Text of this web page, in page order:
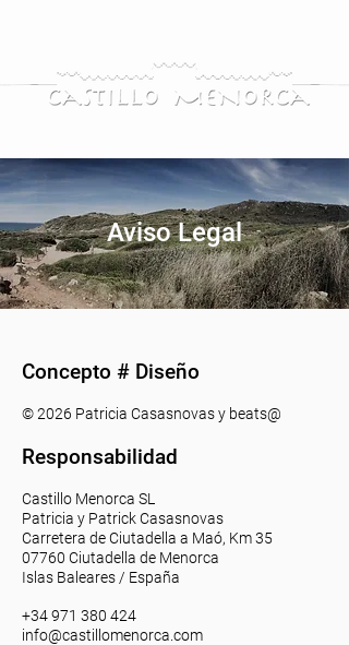
Aviso Legal
Concepto # Diseño
© 2026 Patricia Casasnovas y beats@
Responsabilidad
Castillo Menorca SL
Patricia y Patrick Casasnovas
Carretera de Ciutadella a Maó, Km 35
07760 Ciutadella de Menorca
Islas Baleares / España
+34 971 380 424
info@castillomenorca.com